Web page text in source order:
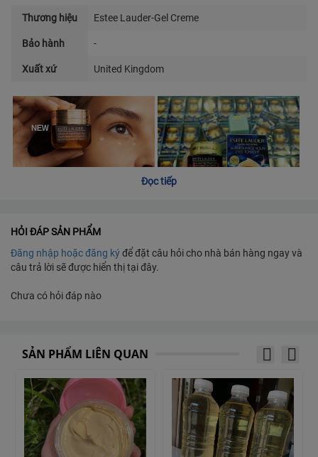
Thương hiệu Estee Lauder-Gel Creme
Bảo hành -
Xuất xứ United Kingdom
Dung Tích: 15ml mỗi hũ -
Phiên Bản Travel Exclusive
Đọc tiếp
HỎI ĐÁP SẢN PHẨM
Đăng nhập hoặc đăng kýđể đặt câu hỏi cho nhà bán hàng ngay và
câu trả lời sẽ được hiển thị tại đây.
Chưa có hỏi đáp nào
SẢN PHẨM LIÊN QUAN